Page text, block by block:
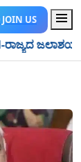
JOIN US
ಜಲಾಶಯಗಳಿಗೆ